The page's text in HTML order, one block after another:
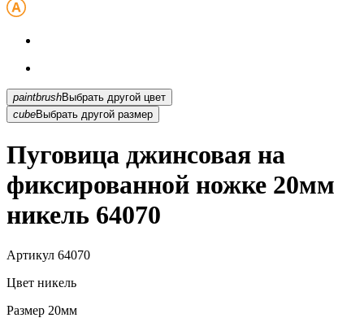
paintbrush
Выбрать другой цвет
cubeВыбрать другой размер
Пуговица джинсовая на
фиксированной ножке 20мм
никель 64070
Артикул 64070
Цвет никель
Размер 20мм